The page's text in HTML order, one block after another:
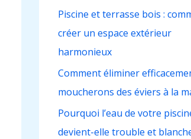
c
h
e
r
:
Piscine et terrasse bois :
créer un espace extérieur
harmonieux
Comment éliminer
moucherons des éviers à la
Pourquoi l’eau de votre
devient-elle trouble et